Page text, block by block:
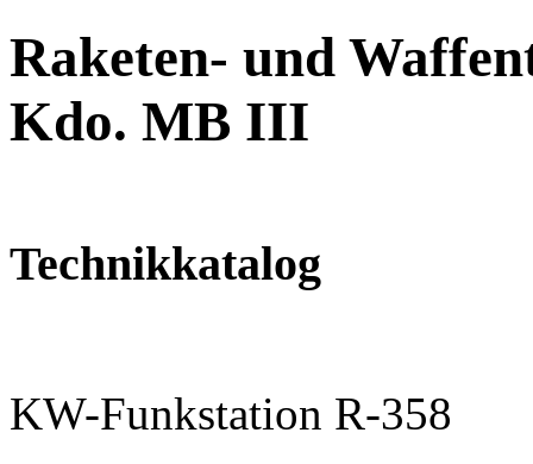
Raketen- und
Kdo. MB III
Technikkatalog
KW-Funkstation R-358